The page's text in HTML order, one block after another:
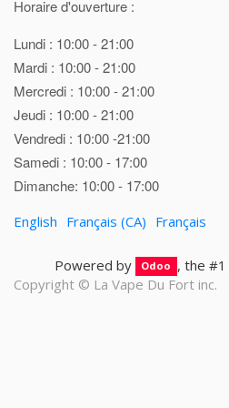
Horaire d'ouverture :
Lundi : 10:00 - 21:00
Mardi : 10:00 - 21:00
Mercredi : 10:00 - 21:00
Jeudi : 10:00 - 21:00
Vendredi : 10:00 -21:00
Samedi : 10:00 - 17:00
Dimanche: 10:00 - 17:00
English Français (CA) Français
Powered by Odoo , the #1
Copyright © La Vape Du Fort inc.